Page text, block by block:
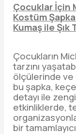
Çocuklar İçin
Kostüm
Kumaş ile Şık
Çocukların
tarzını
ölçülerinde ve
bu şapka,
detayı ile
etkinliklerde,
bir